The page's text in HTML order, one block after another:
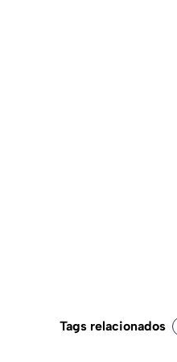
Tags relacionados